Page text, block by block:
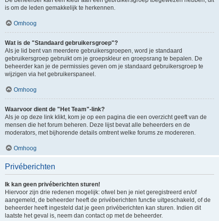
is om de leden gemakkelijk te herkennen.
Omhoog
Wat is de "Standaard gebruikersgroep"?
Als je lid bent van meerdere gebruikersgroepen, word je standaard
gebruikersgroep gebruikt om je groepskleur en groepsrang te bepalen. De
beheerder kan je de permissies geven om je standaard gebruikersgroep te
wijzigen via het gebruikerspaneel.
Omhoog
Waarvoor dient de "Het Team"-link?
Als je op deze link klikt, kom je op een pagina die een overzicht geeft van de
mensen die het forum beheren. Deze lijst bevat alle beheerders en de
moderators, met bijhorende details omtrent welke forums ze modereren.
Omhoog
Privéberichten
Ik kan geen privéberichten sturen!
Hiervoor zijn drie redenen mogelijk: ofwel ben je niet geregistreerd en/of
aangemeld, de beheerder heeft de privéberichten functie uitgeschakeld, of de
beheerder heeft ingesteld dat je geen privéberichten kan sturen. Indien dit
laatste het geval is, neem dan contact op met de beheerder.